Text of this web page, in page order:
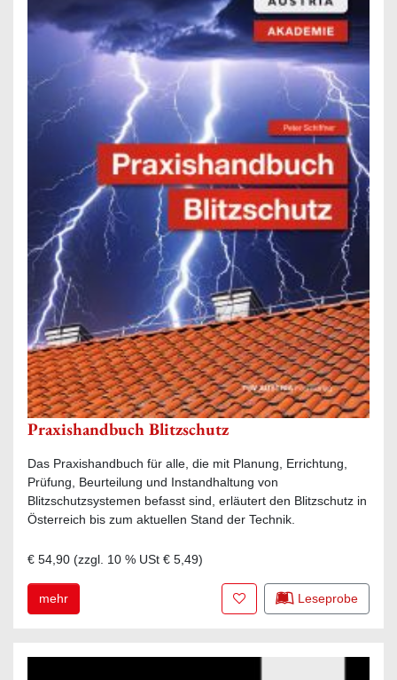
Praxishandbuch Blitzschutz
Das Praxishandbuch für alle, die mit Planung, Errichtung,
Prüfung, Beurteilung und Instandhaltung von
Blitzschutzsystemen befasst sind, erläutert den Blitzschutz in
Österreich bis zum aktuellen Stand der Technik.
€ 54,90 (zzgl. 10 % USt € 5,49)
mehr Zur Merkliste hinzufügen
Leseprobe